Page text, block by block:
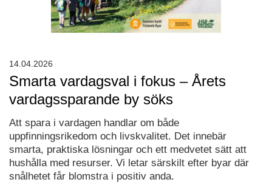
Smarta vardagsval i fokus – Årets
vardagssparande by söks
Att spara i vardagen handlar om både
uppfinningsrikedom och livskvalitet. Det innebär
smarta, praktiska lösningar och ett medvetet sätt att
hushålla med resurser. Vi letar särskilt efter byar där
snålhetet får blomstra i positiv anda.
14.04.2026